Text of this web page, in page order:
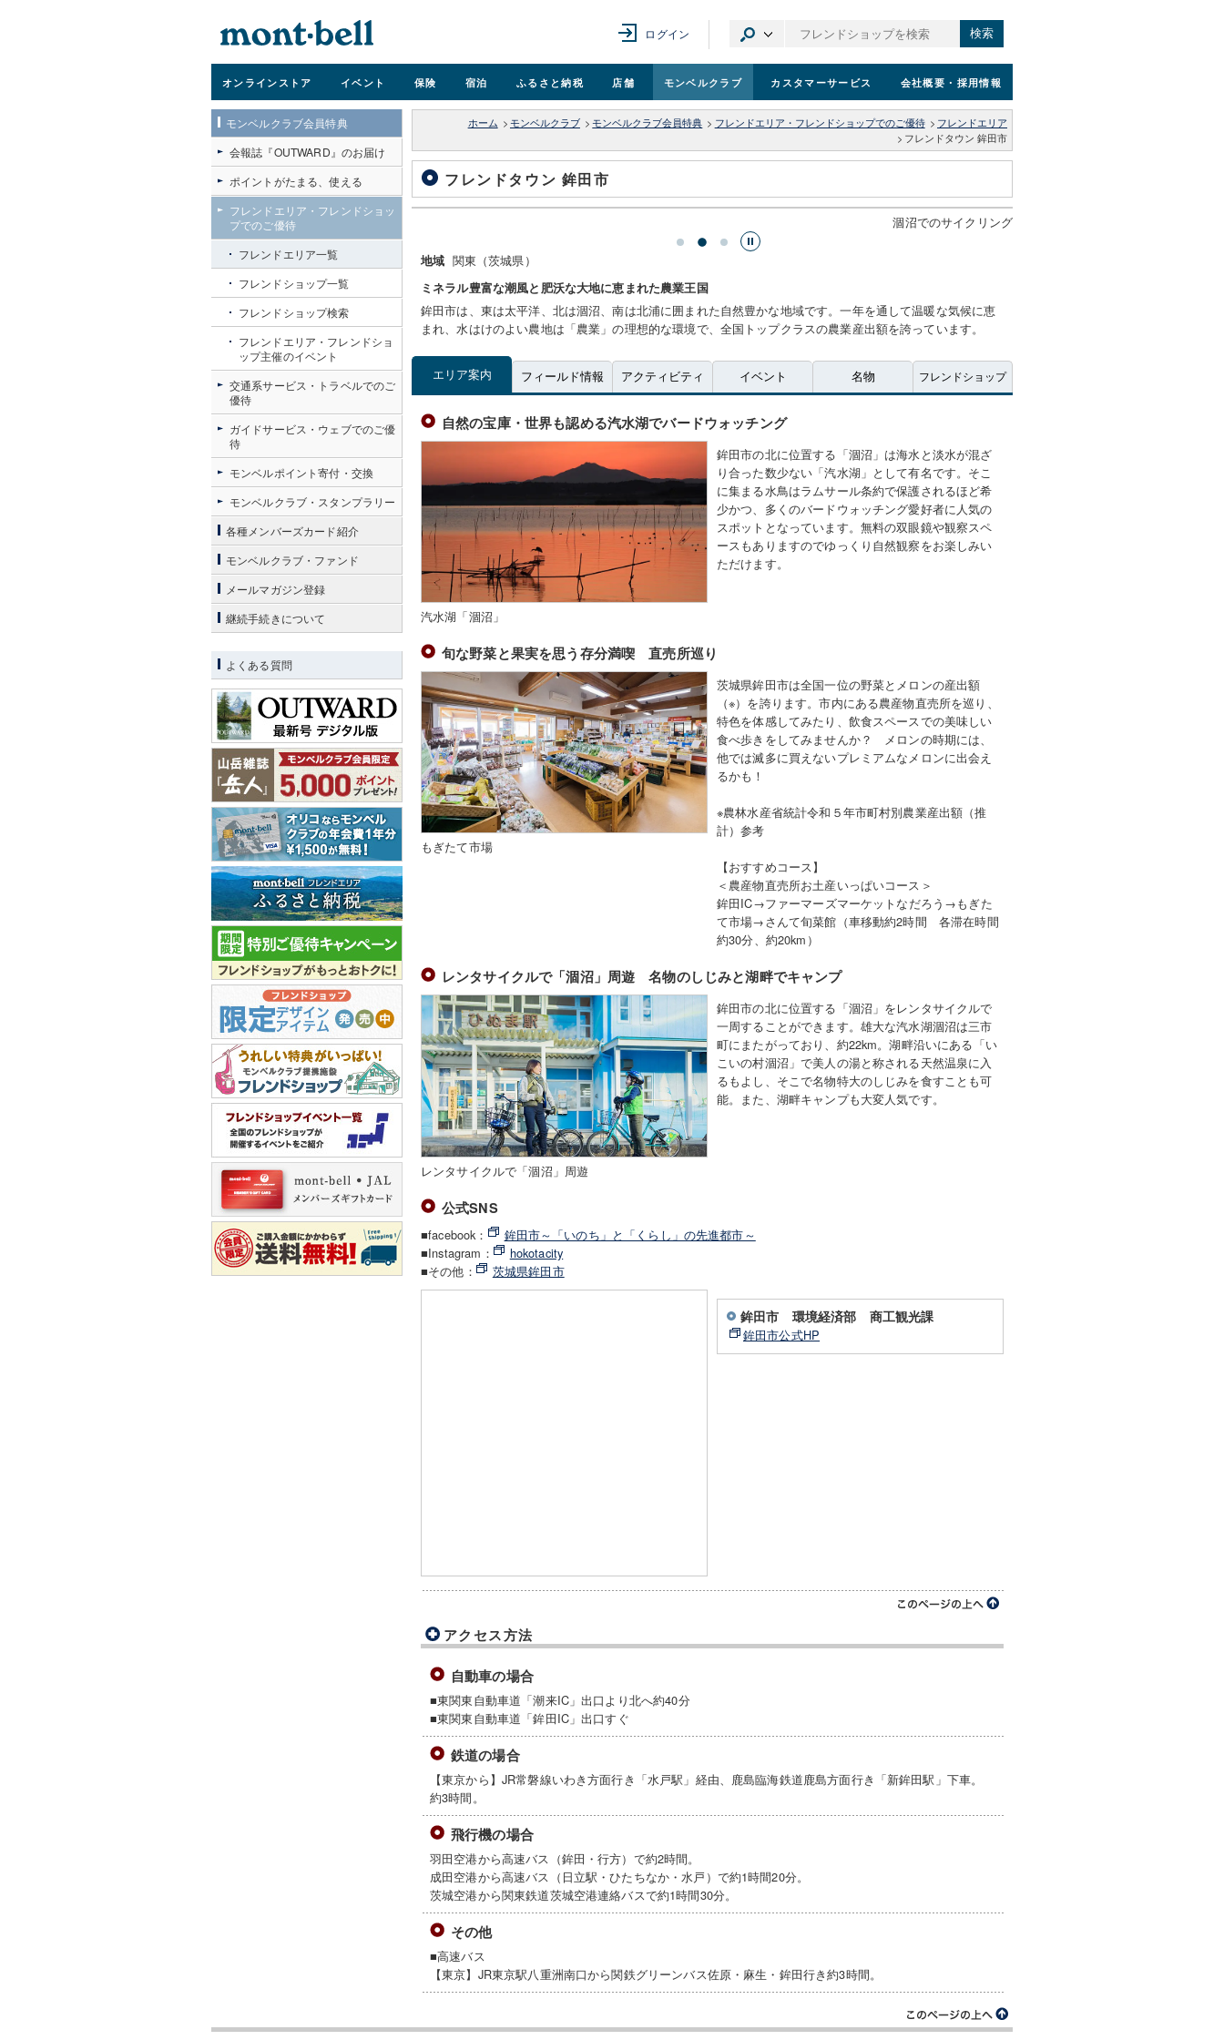
ログイン 検索
オンラインストア イベント 保険 宿泊 ふるさと納税 店舗 モンベルクラブ カスタマーサービス 会社概要 ・採用情報
ホーム > モンベルクラブ > モンベルクラブ会員特典 > フレンドエリア・フレンドショップでのご優待 > フレンドエリア
> フレンドタウン 鉾田市
フレンドタウン 鉾田市
大竹海岸からの朝日 涸沼でのサイクリング
地域 関東（茨城県）
ミネラル豊富な潮風と肥沃な大地に恵まれた農業王国
鉾田市は、東は太平洋、北は涸沼、南は北浦に囲まれた自然豊かな地域です。一年を通して温暖な気候に恵
まれ、水はけのよい農地は「農業」の理想的な環境で、全国トップクラスの農業産出額を誇っています。
自然の宝庫・世界も認める汽水湖でバードウォッチング
汽水湖「涸沼」
鉾田市の北に位置する「涸沼」は海水と淡水が混ざ
り合った数少ない「汽水湖」として有名です。そこ
に集まる水鳥はラムサール条約で保護されるほど希
少かつ、多くのバードウォッチング愛好者に人気の
スポットとなっています。無料の双眼鏡や観察スペ
ースもありますのでゆっくり自然観察をお楽しみい
ただけます。
旬な野菜と果実を思う存分満喫 直売所巡り
もぎたて市場
茨城県鉾田市は全国一位の野菜とメロンの産出額
（※）を誇ります。市内にある農産物直売所を巡り、
特色を体感してみたり、飲食スペースでの美味しい
食べ歩きをしてみませんか？ メロンの時期には、
他では滅多に買えないプレミアムなメロンに出会え
るかも！
※農林水産省統計令和５年市町村別農業産出額（推
計）参考
【おすすめコース】
＜農産物直売所お土産いっぱいコース＞
鉾田IC→ファーマーズマーケットなだろう→もぎた
て市場→さんて旬菜館（車移動約2時間 各滞在時間
約30分、約20km）
レンタサイクルで「涸沼」周遊 名物のしじみと湖畔でキャンプ
レンタサイクルで「涸沼」周遊
鉾田市の北に位置する「涸沼」をレンタサイクルで
一周することができます。雄大な汽水湖涸沼は三市
町にまたがっており、約22km。湖畔沿いにある「い
こいの村涸沼」で美人の湯と称される天然温泉に入
るもよし、そこで名物特大のしじみを食すことも可
能。また、湖畔キャンプも大変人気です。
公式SNS
■facebook：
鉾田市～「いのち」と「くらし」の先進都市～
■Instagram：
hokotacity
■その他：
茨城県鉾田市
鉾田市 環境経済部 商工観光課
鉾田市公式HP
アクセス方法
自動車の場合
■東関東自動車道「潮来IC」出口より北へ約40分
■東関東自動車道「鉾田IC」出口すぐ
鉄道の場合
【東京から】JR常磐線いわき方面行き「水戸駅」経由、鹿島臨海鉄道鹿島方面行き「新鉾田駅」下車。
約3時間。
飛行機の場合
羽田空港から高速バス（鉾田・行方）で約2時間。
成田空港から高速バス（日立駅・ひたちなか・水戸）で約1時間20分。
茨城空港から関東鉄道茨城空港連絡バスで約1時間30分。
その他
■高速バス
【東京】JR東京駅八重洲南口から関鉄グリーンバス佐原・麻生・鉾田行き約3時間。
モンベルクラブ会員特典
会報誌『OUTWARD』のお届け
ポイントがたまる、使える
フレンドエリア・フレンドショッ
プでのご優待
フレンドエリア一覧
フレンドショップ一覧
フレンドショップ検索
フレンドエリア・フレンドショ
ップ主催のイベント
交通系サービス・トラベルでのご
優待
ガイドサービス・ウェブでのご優
待
モンベルポイント寄付・交換
モンベルクラブ・スタンプラリー
各種メンバーズカード紹介
モンベルクラブ・ファンド
メールマガジン登録
継続手続きについて
よくある質問